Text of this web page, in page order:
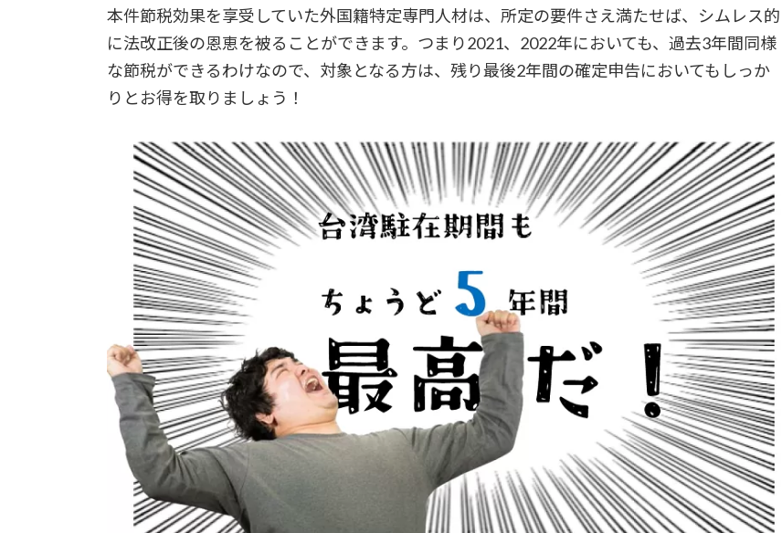
本件節税効果を享受していた外国籍特定専門人材は、所定の要件さえ満たせば、シムレス的
に法改正後の恩恵を被ることができます。つまり2021、2022年においても、過去3年間同様
な節税ができるわけなので、対象となる方は、残り最後2年間の確定申告においてもしっか
りとお得を取りましょう！